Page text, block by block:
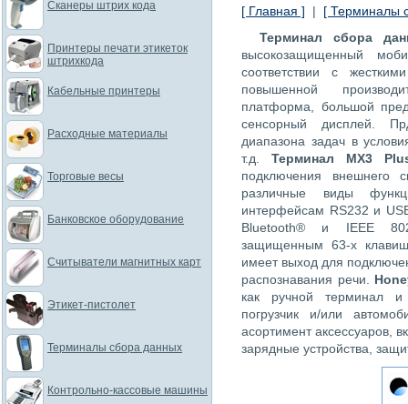
[ Главная ] | [ Терминалы
Терминал сбора
высокозащищенный
соответствии с
повышенной
платформа, большой
сенсорный дисплей.
диапазона задач в
т.д. Терминал MX3
подключения внешнего
различные виды
интерфейсам RS232 и
Bluetooth® и IEEE
защищенным 63-х
имеет выход для
распознавания речи.
как ручной терминал и
погрузчик и/или
асортимент аксессуаров,
зарядные устройства,
Сканеры штрих кода
Принтеры печати этикеток
штрихкода
Кабельные принтеры
Расходные материалы
Торговые весы
Банковское оборудование
Считыватели магнитных карт
Этикет-пистолет
Терминалы сбора данных
Контрольно-кассовые машины